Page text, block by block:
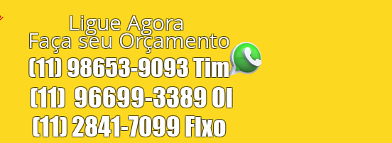
Ligue Agora
Faça seu Orçamento
(11) 98653-9093 Tim
(11) 96699-3389 Oi
(11) 2841-7099 Fixo